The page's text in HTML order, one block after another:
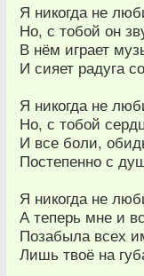
Я никогда не
Но, с тобой он
В нём играет
И сияет радуга
Я никогда не
Но, с тобой
И все боли,
Постепенно с
Я никогда не
А теперь мне и
Позабыла всех
Лишь твоё на